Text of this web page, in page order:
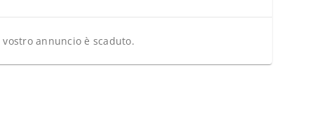
vostro annuncio è scaduto.